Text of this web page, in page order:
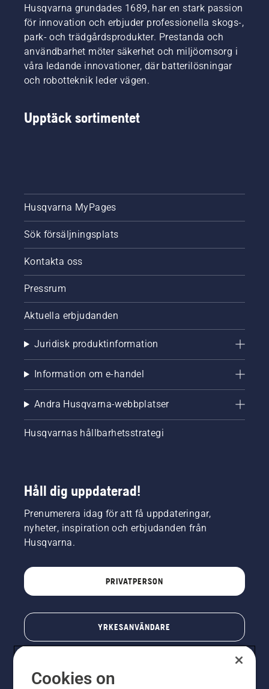
Husqvarna grundades 1689, har en stark passion
för innovation och erbjuder professionella skogs-,
park- och trädgårdsprodukter. Prestanda och
användbarhet möter säkerhet och miljöomsorg i
våra ledande innovationer, där batterilösningar
och robotteknik leder vägen.
Upptäck sortimentet
Husqvarna MyPages
Sök försäljningsplats
Kontakta oss
Pressrum
Aktuella erbjudanden
Juridisk produktinformation
Information om e-handel
Andra Husqvarna-webbplatser
Husqvarnas hållbarhetsstrategi
Håll dig uppdaterad!
Prenumerera idag för att få uppdateringar,
nyheter, inspiration och erbjudanden från
Husqvarna.
PRIVATPERSON
YRKESANVÄNDARE
Cookies on